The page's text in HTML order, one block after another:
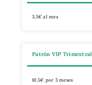
3,5€ al mes
Patrón VIP Trimestral
10,5€ por 3 meses